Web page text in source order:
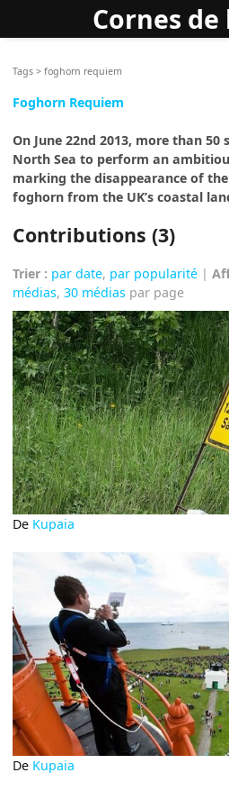
Cornes
Tags >foghorn requiem
Foghorn Requiem
On June 22nd 2013, more than
North Sea to perform an
marking the disappearance of
foghorn from the UK’s coastal
Contributions (3)
Trier : par date, par popularité |
médias,30 médias par page
De Kupaia
De Kupaia